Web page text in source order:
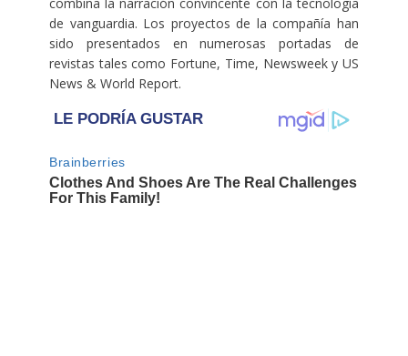
de vanguardia. Los proyectos de la compañía han
sido presentados en numerosas portadas de
revistas tales como Fortune, Time, Newsweek y US
News & World Report.